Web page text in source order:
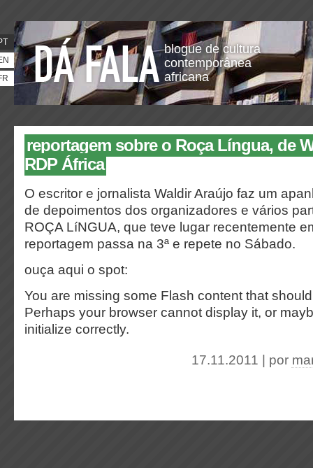
blogue de cultura
contemporânea
africana
reportagem sobre o Roça Língua, de
RDP África
O escritor e jornalista Waldir Araújo faz um
de depoimentos dos organizadores e vários
ROÇA LíNGUA, que teve lugar recentemente
reportagem passa na 3ª e repete no Sábado.
ouça aqui o spot:
You are missing some Flash content that
Perhaps your browser cannot display it, or
initialize correctly.
17.11.2011 | por